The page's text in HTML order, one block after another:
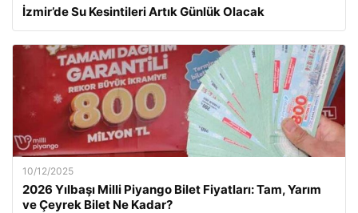
İzmir’de Su Kesintileri Artık Günlük Olacak
10/12/2025
2026 Yılbaşı Milli Piyango Bilet Fiyatları: Tam, Yarım
ve Çeyrek Bilet Ne Kadar?